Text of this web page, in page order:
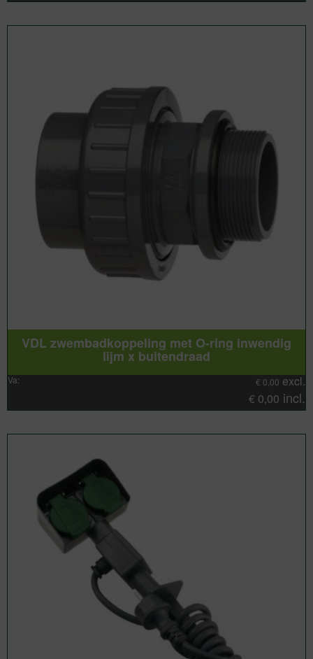
VDL zwembadkoppeling met O-ring inwendig
lijm x buitendraad
Va: € 0,00 excl.
€ 0,00 incl.